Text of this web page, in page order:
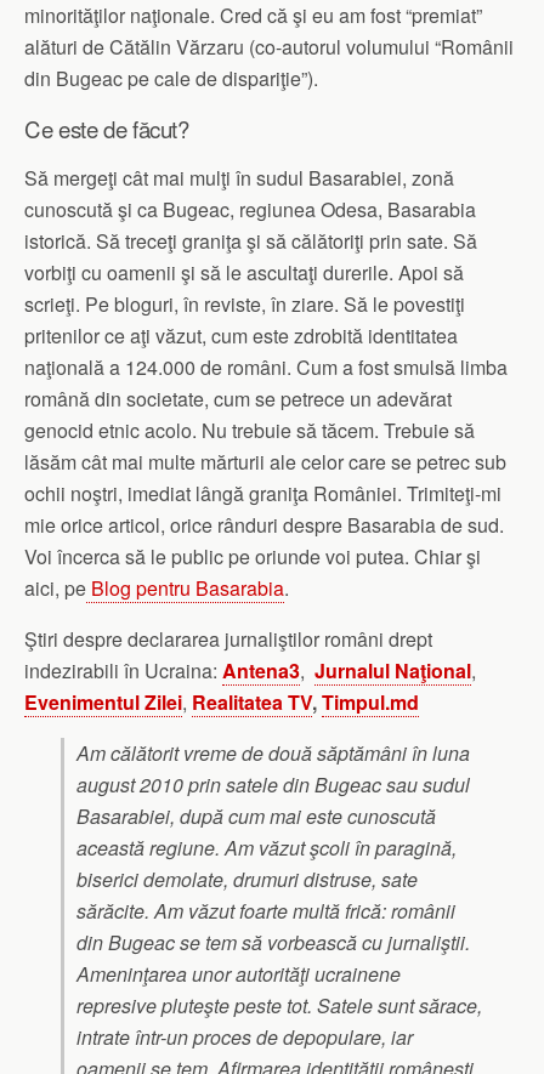
minorităţilor naţionale. Cred că şi eu am fost “premiat”
alături de Cătălin Vărzaru (co-autorul volumului “Românii
din Bugeac pe cale de dispariţie”).
Ce este de făcut?
Să mergeţi cât mai mulţi în sudul Basarabiei, zonă
cunoscută şi ca Bugeac, regiunea Odesa, Basarabia
istorică. Să treceţi graniţa şi să călătoriţi prin sate. Să
vorbiţi cu oamenii şi să le ascultaţi durerile. Apoi să
scrieţi. Pe bloguri, în reviste, în ziare. Să le povestiţi
pritenilor ce aţi văzut, cum este zdrobită identitatea
naţională a 124.000 de români. Cum a fost smulsă limba
română din societate, cum se petrece un adevărat
genocid etnic acolo. Nu trebuie să tăcem. Trebuie să
lăsăm cât mai multe mărturii ale celor care se petrec sub
ochii noştri, imediat lângă graniţa României. Trimiteţi-mi
mie orice articol, orice rânduri despre Basarabia de sud.
Voi încerca să le public pe oriunde voi putea. Chiar şi
aici, pe Blog pentru Basarabia.
Ştiri despre declararea jurnaliştilor români drept
indezirabili în Ucraina: Antena3, Jurnalul Naţional,
Evenimentul Zilei, Realitatea TV,Timpul.md
Am călătorit vreme de două săptămâni în luna
august 2010 prin satele din Bugeac sau sudul
Basarabiei, după cum mai este cunoscută
această regiune. Am văzut şcoli în paragină,
biserici demolate, drumuri distruse, sate
sărăcite. Am văzut foarte multă frică: românii
din Bugeac se tem să vorbească cu jurnaliştii.
Ameninţarea unor autorităţi ucrainene
represive pluteşte peste tot. Satele sunt sărace,
intrate într-un proces de depopulare, iar